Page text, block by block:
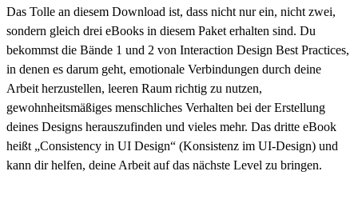
Das Tolle an diesem Download ist, dass nicht nur ein, nicht zwei,
sondern gleich drei eBooks in diesem Paket erhalten sind. Du
bekommst die Bände 1 und 2 von Interaction Design Best Practices,
in denen es darum geht, emotionale Verbindungen durch deine
Arbeit herzustellen, leeren Raum richtig zu nutzen,
gewohnheitsmäßiges menschliches Verhalten bei der Erstellung
deines Designs herauszufinden und vieles mehr. Das dritte eBook
heißt „Consistency in UI Design“ (Konsistenz im UI-Design) und
kann dir helfen, deine Arbeit auf das nächste Level zu bringen.